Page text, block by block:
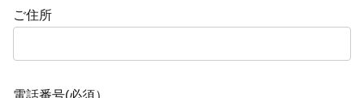
ご住所
電話番号(必須）